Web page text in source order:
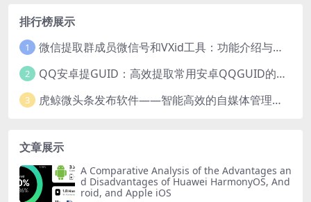
排行榜展示
1 微信提取群成员微信号和VXid工具：功能介绍与使用指南
2 QQ安卓提GUID：高效提取常用安卓QQGUID的新工具
3 虎鲸微头条发布软件——智能高效的自媒体管理工具
文章展示
A Comparative Analysis of the Advantages an
d Disadvantages of Huawei HarmonyOS, And
roid, and Apple iOS